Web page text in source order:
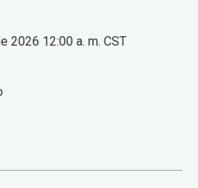
2026 12:00 a. m. CST